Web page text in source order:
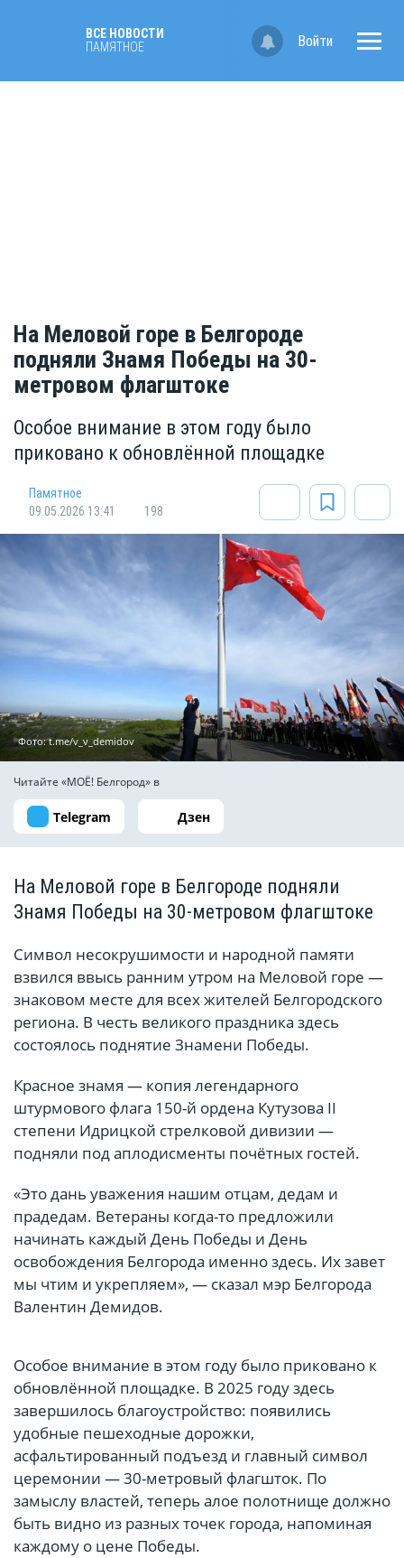
ВСЕ НОВОСТИ
ПАМЯТНОЕ
Войти
На Меловой горе в Белгороде
подняли Знамя Победы на 30-
метровом флагштоке
Особое внимание в этом году было
приковано к обновлённой площадке
Памятное
09.05.2026 13:41
198
Фото: t.me/v_v_demidov
Читайте «МОЁ! Белгород» в
Telegram Дзен
На Меловой горе в Белгороде подняли
Знамя Победы на 30-метровом флагштоке
Символ несокрушимости и народной памяти
взвился ввысь ранним утром на Меловой горе —
знаковом месте для всех жителей Белгородского
региона. В честь великого праздника здесь
состоялось поднятие Знамени Победы.
Красное знамя — копия легендарного
штурмового флага 150-й ордена Кутузова II
степени Идрицкой стрелковой дивизии —
подняли под аплодисменты почётных гостей.
«Это дань уважения нашим отцам, дедам и
прадедам. Ветераны когда-то предложили
начинать каждый День Победы и День
освобождения Белгорода именно здесь. Их завет
мы чтим и укрепляем», — сказал мэр Белгорода
Валентин Демидов.
Особое внимание в этом году было приковано к
обновлённой площадке. В 2025 году здесь
завершилось благоустройство: появились
удобные пешеходные дорожки,
асфальтированный подъезд и главный символ
церемонии — 30-метровый флагшток. По
замыслу властей, теперь алое полотнище должно
быть видно из разных точек города, напоминая
каждому о цене Победы.